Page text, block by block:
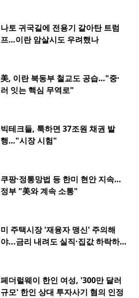
나토 귀국길에 전용기 갈아탄 트럼
프…이란 암살시도 우려했나
美, 이란 북동부 철교도 공습…"중·
러 잇는 핵심 무역로"
빅테크들, 툭하면 37조원 채권 발
행…"시장 시험"
쿠팡·정통망법 등 한미 현안 지속…
정부 "美와 계속 소통"
미 주택시장 '재융자 맹신' 주의해
야...금리 내려도 실직·집값 하락하
페더럴웨이 한인 여성, '300만 달러
규모' 한인 상대 투자사기 혐의 인정